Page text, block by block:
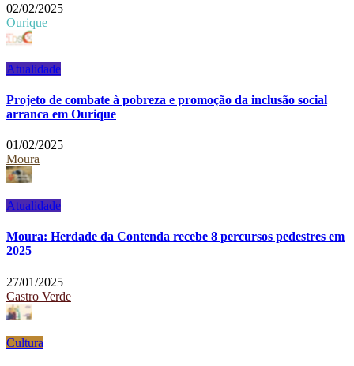
02/02/2025
Ourique
Atualidade
Projeto de combate à pobreza e promoção da inclusão social
arranca em Ourique
01/02/2025
Moura
Atualidade
Moura: Herdade da Contenda recebe 8 percursos pedestres em
2025
27/01/2025
Castro Verde
Cultura